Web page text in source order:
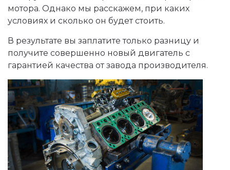
мотора. Однако мы расскажем, при каких
условиях и сколько он будет стоить.
В результате вы заплатите только разницу и
получите совершенно новый двигатель с
гарантией качества от завода производителя.